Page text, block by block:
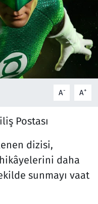
A- A+
Postası
dizisi,
daha
sunmayı vaat